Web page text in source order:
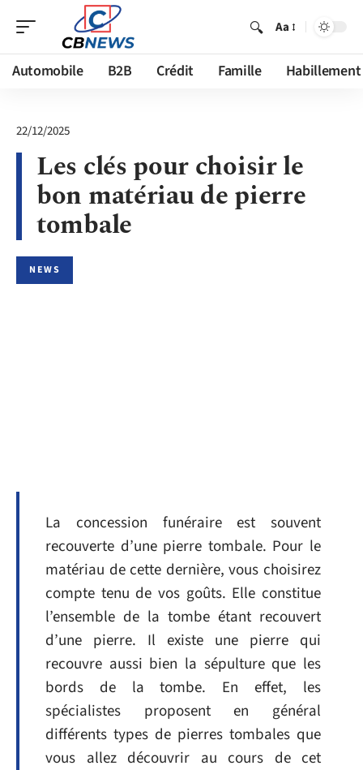
Aa
Automobile B2B Crédit Famille Habillement
22/12/2025
Les clés pour choisir le
bon matériau de pierre
tombale
NEWS
La concession funéraire est souvent
recouverte d’une pierre tombale. Pour le
matériau de cette dernière, vous choisirez
compte tenu de vos goûts. Elle constitue
l’ensemble de la tombe étant recouvert
d’une pierre. Il existe une pierre qui
recouvre aussi bien la sépulture que les
bords de la tombe. En effet, les
spécialistes proposent en général
différents types de pierres tombales que
vous allez découvrir au cours de cet